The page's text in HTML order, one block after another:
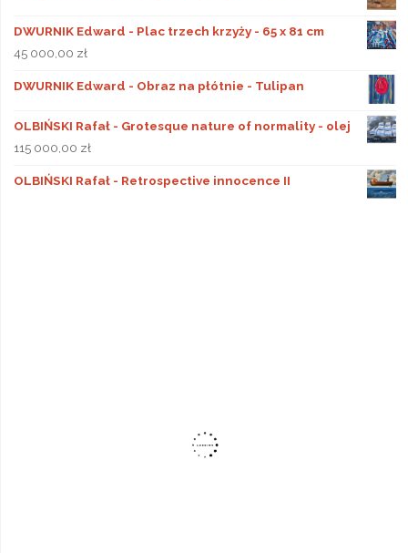
DWURNIK Edward - Plac trzech krzyży - 65 x 81 cm
45 000,00 zł
DWURNIK Edward - Obraz na płótnie - Tulipan
OLBIŃSKI Rafał - Grotesque nature of normality - olej
115 000,00 zł
OLBIŃSKI Rafał - Retrospective innocence II